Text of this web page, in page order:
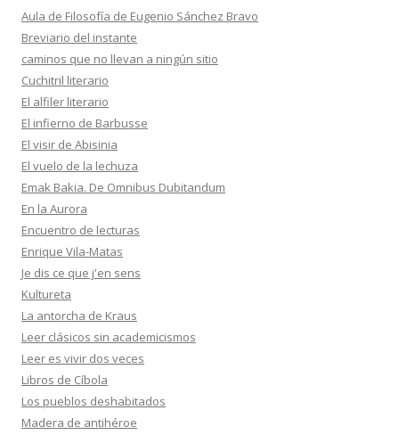
Aula de Filosofía de Eugenio Sánchez Bravo
Breviario del instante
caminos que no llevan a ningún sitio
Cuchitril literario
El alfiler literario
El infierno de Barbusse
El visir de Abisinia
El vuelo de la lechuza
Emak Bakia. De Omnibus Dubitandum
En la Aurora
Encuentro de lecturas
Enrique Vila-Matas
Je dis ce que j'en sens
Kultureta
La antorcha de Kraus
Leer clásicos sin academicismos
Leer es vivir dos veces
Libros de Cíbola
Los pueblos deshabitados
Madera de antihéroe